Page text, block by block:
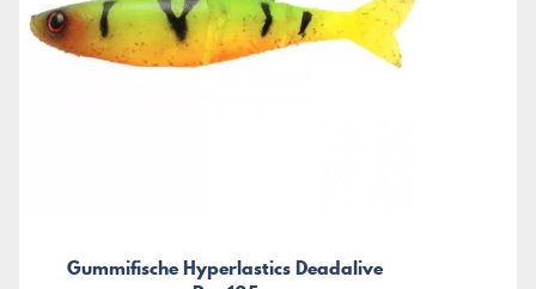
Gummifische Hyperlastics Deadalive